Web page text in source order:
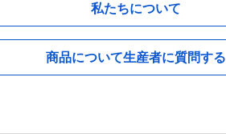
私たちについて
商品について生産者に質問する